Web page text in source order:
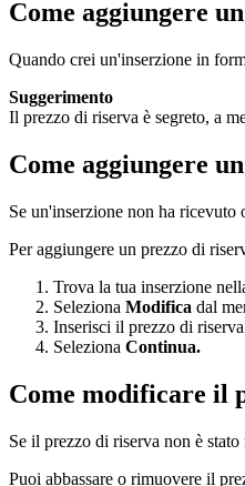
Come aggiungere
Quando crei un'inserzione in
Suggerimento
Il prezzo di riserva è segreto, a
Come aggiungere
Se un'inserzione non ha ricevuto
Per aggiungere un prezzo di
Trova la tua inserzione
Seleziona Modifica dal
Inserisci il prezzo di
Seleziona Continua.
Come modificare il
Se il prezzo di riserva non è
Puoi abbassare o rimuovere il